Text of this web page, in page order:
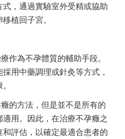
式，通過實驗室外受精或協助
植回子宮。
作為不孕體質的輔助手段。
用中藥調理或針灸等方式，
的方法，但是並不是所有的
用。因此，在治療不孕癥之
評估，以確定最適合患者的